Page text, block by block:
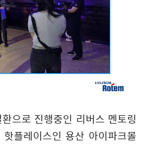
으로 진행중인 리버스 멘토링
핫플레이스인 용산 아이파크몰